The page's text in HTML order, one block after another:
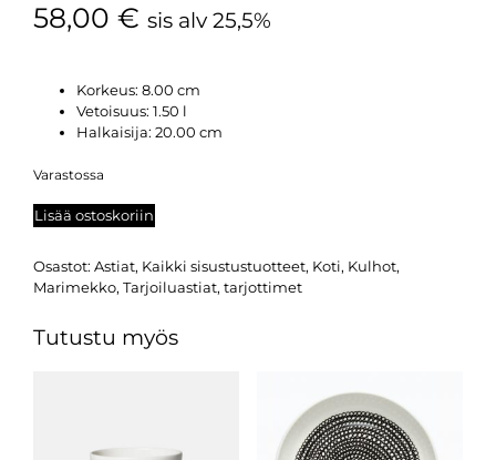
58,00 € sis alv 25,5%
Korkeus: 8.00 cm
Vetoisuus: 1.50 l
Halkaisija: 20.00 cm
Varastossa
Lisää ostoskoriin
Osastot: Astiat, Kaikki sisustustuotteet, Koti, Kulhot,
Marimekko, Tarjoiluastiat, tarjottimet
Tutustu myös